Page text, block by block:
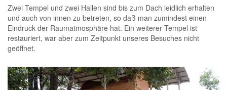
Zwei Tempel und zwei Hallen sind bis zum Dach leidlich erhalten
und auch von innen zu betreten, so daß man zumindest einen
Eindruck der Raumatmosphäre hat. Ein weiterer Tempel ist
restauriert, war aber zum Zeitpunkt unseres Besuches nicht
geöffnet.